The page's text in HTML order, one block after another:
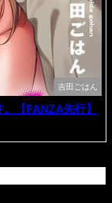
吉田ごはん
【FANZA先行】